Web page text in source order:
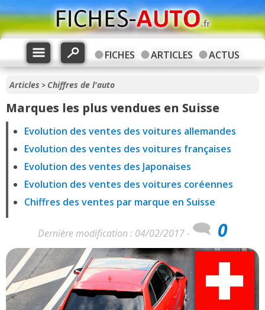
FICHES ARTICLES ACTUS
Articles > Chiffres de l'auto
Marques les plus vendues en Suisse
Evolution des ventes des voitures allemandes
Evolution des ventes des voitures françaises
Evolution des ventes des Japonaises
Evolution des ventes des voitures coréennes
Chiffres des ventes par marque en Suisse
Dernière modification : 04/02/2017 - 0